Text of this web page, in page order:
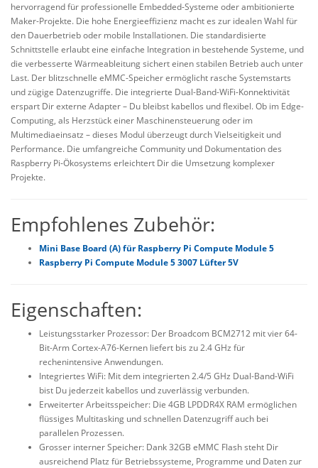
hervorragend für professionelle Embedded-Systeme oder ambitionierte
Maker-Projekte. Die hohe Energieeffizienz macht es zur idealen Wahl für
den Dauerbetrieb oder mobile Installationen. Die standardisierte
Schnittstelle erlaubt eine einfache Integration in bestehende Systeme, und
die verbesserte Wärmeableitung sichert einen stabilen Betrieb auch unter
Last. Der blitzschnelle eMMC-Speicher ermöglicht rasche Systemstarts
und zügige Datenzugriffe. Die integrierte Dual-Band-WiFi-Konnektivität
erspart Dir externe Adapter – Du bleibst kabellos und flexibel. Ob im Edge-
Computing, als Herzstück einer Maschinensteuerung oder im
Multimediaeinsatz – dieses Modul überzeugt durch Vielseitigkeit und
Performance. Die umfangreiche Community und Dokumentation des
Raspberry Pi-Ökosystems erleichtert Dir die Umsetzung komplexer
Projekte.
Empfohlenes Zubehör:
Mini Base Board (A) für Raspberry Pi Compute Module 5
Raspberry Pi Compute Module 5 3007 Lüfter 5V
Eigenschaften:
Leistungsstarker Prozessor: Der Broadcom BCM2712 mit vier 64-
Bit-Arm Cortex-A76-Kernen liefert bis zu 2.4 GHz für
rechenintensive Anwendungen.
Integriertes WiFi: Mit dem integrierten 2.4/5 GHz Dual-Band-WiFi
bist Du jederzeit kabellos und zuverlässig verbunden.
Erweiterter Arbeitsspeicher: Die 4GB LPDDR4X RAM ermöglichen
flüssiges Multitasking und schnellen Datenzugriff auch bei
parallelen Prozessen.
Grosser interner Speicher: Dank 32GB eMMC Flash steht Dir
ausreichend Platz für Betriebssysteme, Programme und Daten zur